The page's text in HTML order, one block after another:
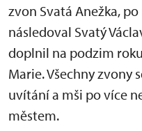
zvon Svatá Anežka,
následoval Svatý
doplnil na podzim
Marie. Všechny zvony
uvítání a mši po více
městem.